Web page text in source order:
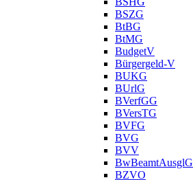
BSZG
BtBG
BtMG
BudgetV
Bürgergeld-V
BUKG
BUrlG
BVerfGG
BVersTG
BVFG
BVG
BVV
BwBeamtAusglG
BZVO